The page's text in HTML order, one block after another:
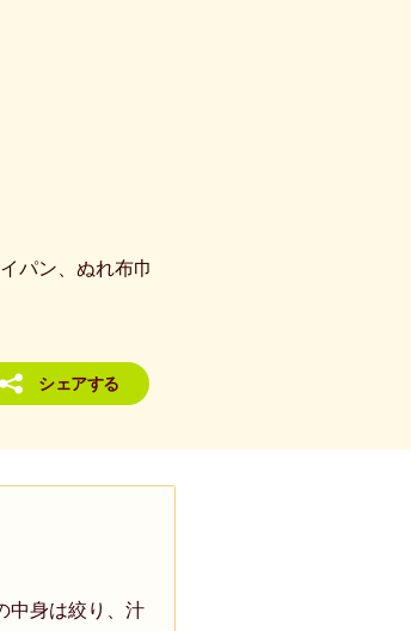
パン、ぬれ布巾
シェアする
中身は絞り、汁